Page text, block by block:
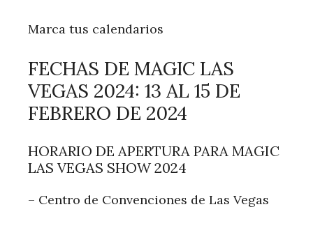
Marca tus calendarios
FECHAS DE MAGIC LAS
VEGAS 2024: 13 AL 15 DE
FEBRERO DE 2024
HORARIO DE APERTURA PARA MAGIC
LAS VEGAS SHOW 2024
– Centro de Convenciones de Las Vegas